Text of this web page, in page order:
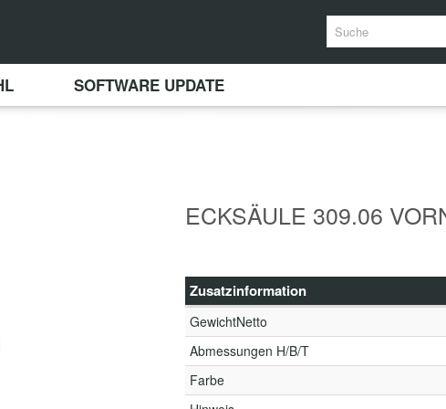
SOFTWARE UPDATE
ECKSÄULE 309.06
Zusatzinformation
GewichtNetto
Abmessungen H/B/T
Farbe